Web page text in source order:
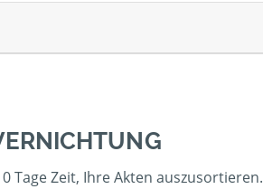
Tage Zeit, Ihre Akten auszusortieren.